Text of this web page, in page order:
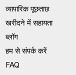
व्यापारिक पूछताछ
खरीदने में सहायता
ब्लॉग
हम से संपर्क करें
FAQ